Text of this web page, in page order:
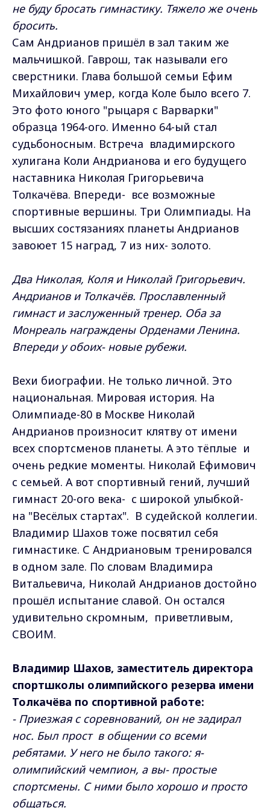
не буду бросать гимнастику. Тяжело же очень
бросить.
Сам Андрианов пришёл в зал таким же
мальчишкой. Гаврош, так называли его
сверстники. Глава большой семьи Ефим
Михайлович умер, когда Коле было всего 7.
Это фото юного "рыцаря с Варварки"
образца 1964-ого. Именно 64-ый стал
судьбоносным. Встреча владимирского
хулигана Коли Андрианова и его будущего
наставника Николая Григорьевича
Толкачёва. Впереди- все возможные
спортивные вершины. Три Олимпиады. На
высших состязаниях планеты Андрианов
завоюет 15 наград, 7 из них- золото.
Два Николая, Коля и Николай Григорьевич.
Андрианов и Толкачёв. Прославленный
гимнаст и заслуженный тренер. Оба за
Монреаль награждены Орденами Ленина.
Впереди у обоих- новые рубежи.
Вехи биографии. Не только личной. Это
национальная. Мировая история. На
Олимпиаде-80 в Москве Николай
Андрианов произносит клятву от имени
всех спортсменов планеты. А это тёплые и
очень редкие моменты. Николай Ефимович
с семьей. А вот спортивный гений, лучший
гимнаст 20-ого века- с широкой улыбкой-
на "Весёлых стартах". В судейской коллегии.
Владимир Шахов тоже посвятил себя
гимнастике. С Андриановым тренировался
в одном зале. По словам Владимира
Витальевича, Николай Андрианов достойно
прошёл испытание славой. Он остался
удивительно скромным, приветливым,
СВОИМ.
Владимир Шахов, заместитель директора
спортшколы олимпийского резерва имени
Толкачёва по спортивной работе:
- Приезжая с соревнований, он не задирал
нос. Был прост в общении со всеми
ребятами. У него не было такого: я-
олимпийский чемпион, а вы- простые
спортсмены. С ними было хорошо и просто
общаться.